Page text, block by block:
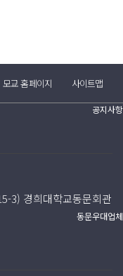
공지사항
동문우대업체
모교 홈페이지 사이트맵
3) 경희대학교동문회관